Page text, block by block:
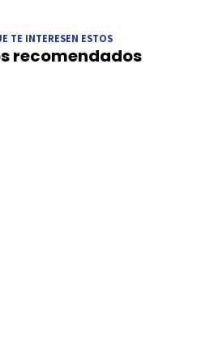
TE INTERESEN ESTOS
recomendados